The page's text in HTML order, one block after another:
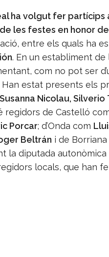
ha volgut fer partícips
les festes en honor
entre els quals ha
. En un establiment
com no pot ser
estat presents els
Susanna Nicolau, Silverio
regidors de Castelló
Porcar; d’Onda com
Beltrán i de
la diputada autonòmica
locals, que han